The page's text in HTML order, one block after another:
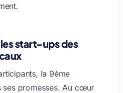
start-ups des
la 9ème
ses promesses. Au cœur